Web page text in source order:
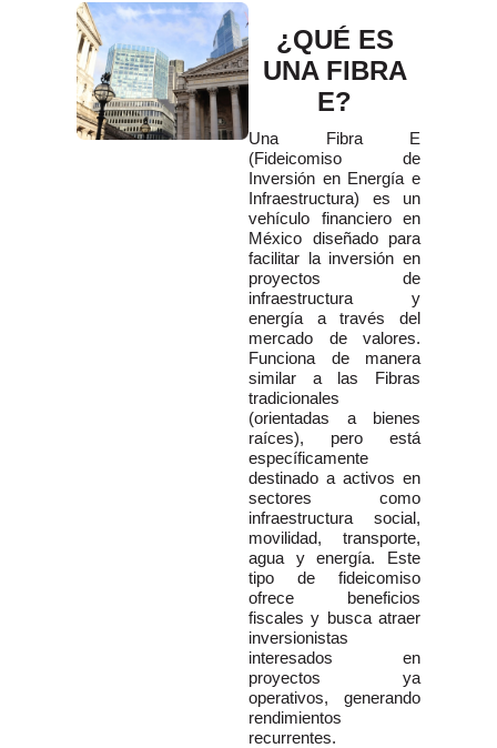
¿QUÉ ES
UNA FIBRA
E?
Una Fibra E
(Fideicomiso de
Inversión en Energía e
Infraestructura) es un
vehículo financiero en
México diseñado para
facilitar la inversión en
proyectos de
infraestructura y
energía a través del
mercado de valores.
Funciona de manera
similar a las Fibras
tradicionales
(orientadas a bienes
raíces), pero está
específicamente
destinado a activos en
sectores como
infraestructura social,
movilidad, transporte,
agua y energía. Este
tipo de fideicomiso
ofrece beneficios
fiscales y busca atraer
inversionistas
interesados en
proyectos ya
operativos, generando
rendimientos
recurrentes.